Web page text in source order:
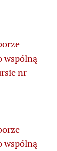
wspólną
nr
wspólną